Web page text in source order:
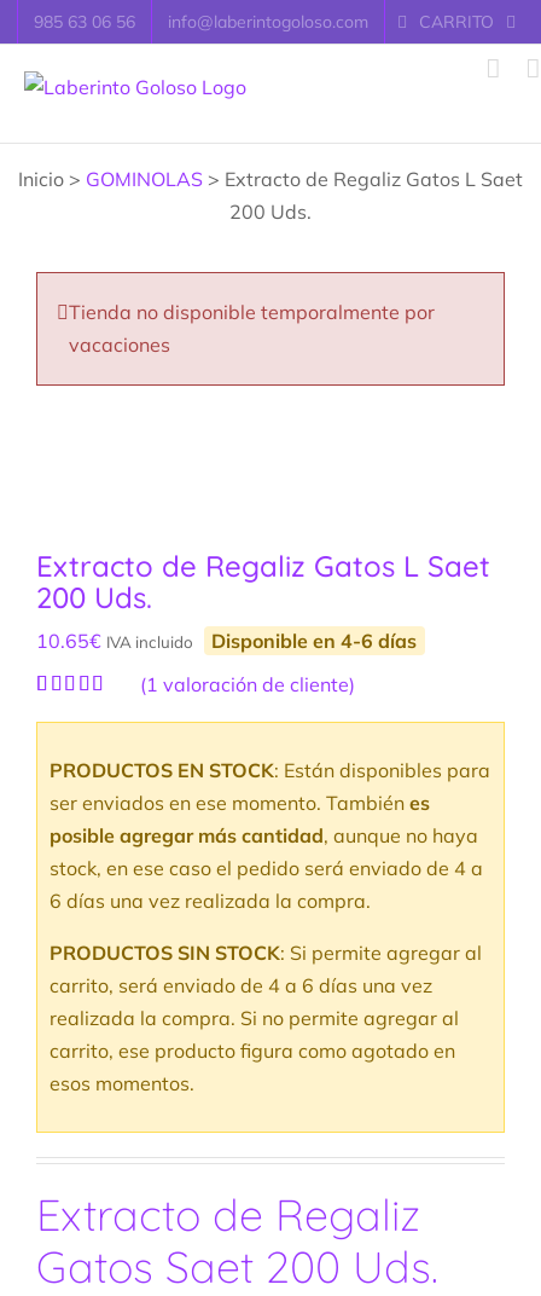
Saltar
al
contenido
985 63 06 56 info@laberintogoloso.com CARRITO
Inicio > GOMINOLAS > Extracto de Regaliz Gatos L Saet
200 Uds.
Tienda no disponible temporalmente por
vacaciones
Extracto de Regaliz Gatos L Saet
200 Uds.
10.65€ IVA incluido Disponible en 4-6 días
valoración
(1 valoración de cliente)
PRODUCTOS EN STOCK: Están disponibles para
ser enviados en ese momento. También es
posible agregar más cantidad, aunque no haya
stock, en ese caso el pedido será enviado de 4 a
6 días una vez realizada la compra.
PRODUCTOS SIN STOCK: Si permite agregar al
carrito, será enviado de 4 a 6 días una vez
realizada la compra. Si no permite agregar al
carrito, ese producto figura como agotado en
esos momentos.
Extracto de Regaliz
Gatos Saet 200 Uds.